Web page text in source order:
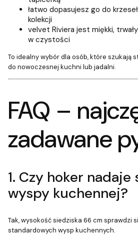
łatwo dopasujesz go do
kolekcji
velvet Riviera jest miękki,
w czystości
To idealny wybór dla osób, które szukają
do nowoczesnej kuchni lub jadalni.
FAQ –
zadawane
1. Czy hoker nadaje
wyspy kuchennej?
Tak, wysokość siedziska 66 cm sprawdzi
standardowych wysp kuchennych.